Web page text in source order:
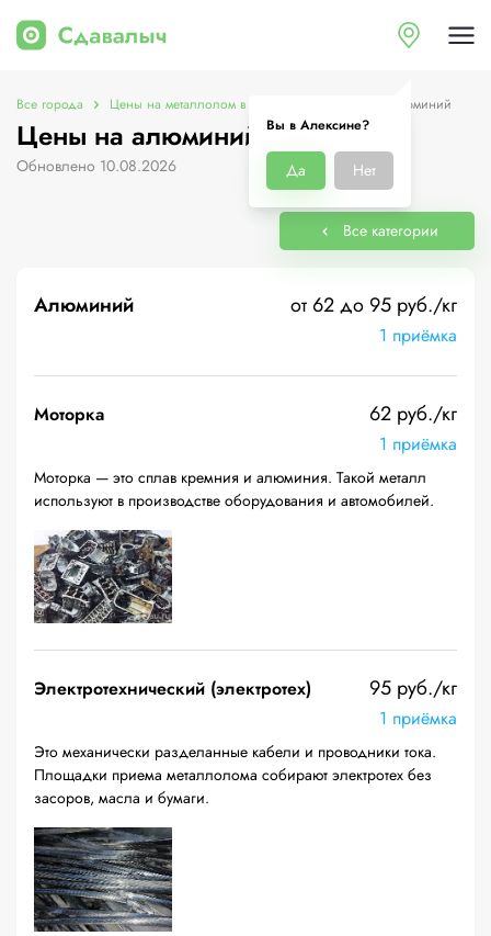
Вы в Алексине?
Да Нет
Все города Цены на металлолом в Алексине Цены на алюминий
Цены на алюминий в Алексине
Обновлено 10.08.2026
Все категории
Алюминий от 62 до 95 руб./кг
1 приёмка
Моторка 62 руб./кг
1 приёмка
Моторка — это сплав кремния и алюминия. Такой металл
используют в производстве оборудования и автомобилей.
Электротехнический (электротех) 95 руб./кг
1 приёмка
Это механически разделанные кабели и проводники тока.
Площадки приема металлолома собирают электротех без
засоров, масла и бумаги.